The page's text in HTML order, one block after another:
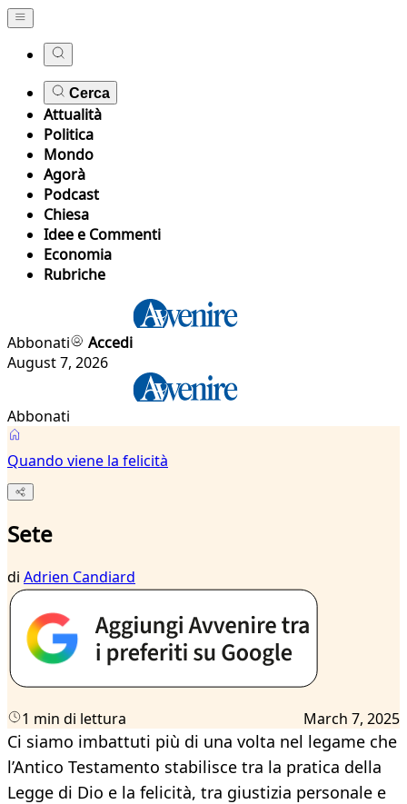
Cerca
Attualità
Politica
Mondo
Agorà
Podcast
Chiesa
Idee e Commenti
Economia
Rubriche
Abbonati
Accedi
August 7, 2026
Abbonati
Quando viene la felicità
Sete
di Adrien Candiard
1 min di lettura March 7, 2025
Ci siamo imbattuti più di una volta nel legame che
l’Antico Testamento stabilisce tra la pratica della
Legge di Dio e la felicità, tra giustizia personale e